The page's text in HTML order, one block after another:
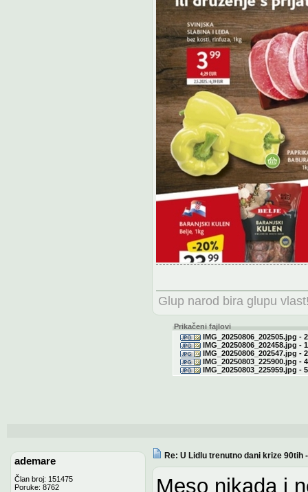
Glup narod bira glupu
Prikačeni fajlovi
IMG_20250806_202505.jpg -
IMG_20250806_202458.jpg -
IMG_20250806_202547.jpg -
IMG_20250803_225900.jpg -
IMG_20250803_225959.jpg -
ademare
Član broj: 151475
Poruke: 8762
Re: U Lidlu trenutno dani krize 90tih
Meso nikada i